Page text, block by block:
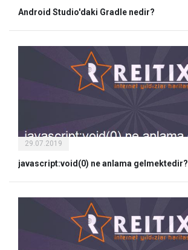
Android Studio'daki Gradle nedir?
29.07.2019
javascript:void(0) ne anlama gelmektedir?